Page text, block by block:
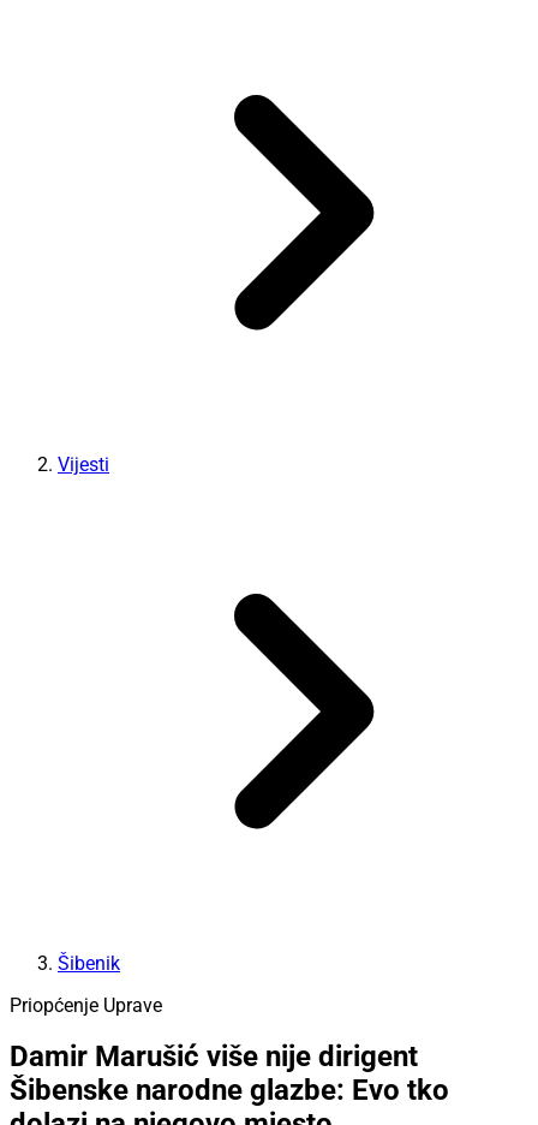
Vijesti
Šibenik
Priopćenje Uprave
Damir Marušić više nije dirigent
Šibenske narodne glazbe: Evo tko